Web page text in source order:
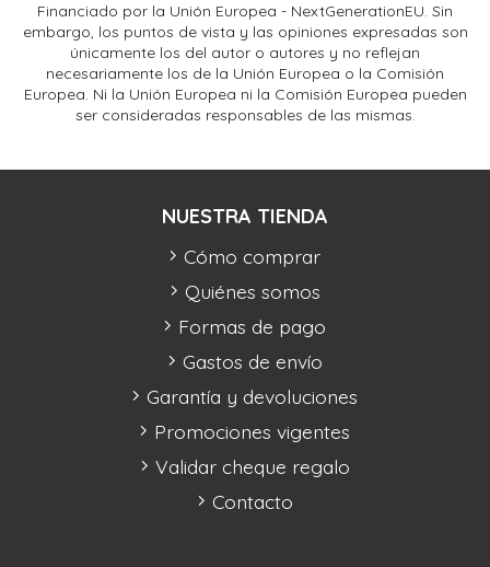
Financiado por la Unión Europea - NextGenerationEU. Sin
embargo, los puntos de vista y las opiniones expresadas son
únicamente los del autor o autores y no reflejan
necesariamente los de la Unión Europea o la Comisión
Europea. Ni la Unión Europea ni la Comisión Europea pueden
ser consideradas responsables de las mismas.
NUESTRA TIENDA
Cómo comprar
Quiénes somos
Formas de pago
Gastos de envío
Garantía y devoluciones
Promociones vigentes
Validar cheque regalo
Contacto